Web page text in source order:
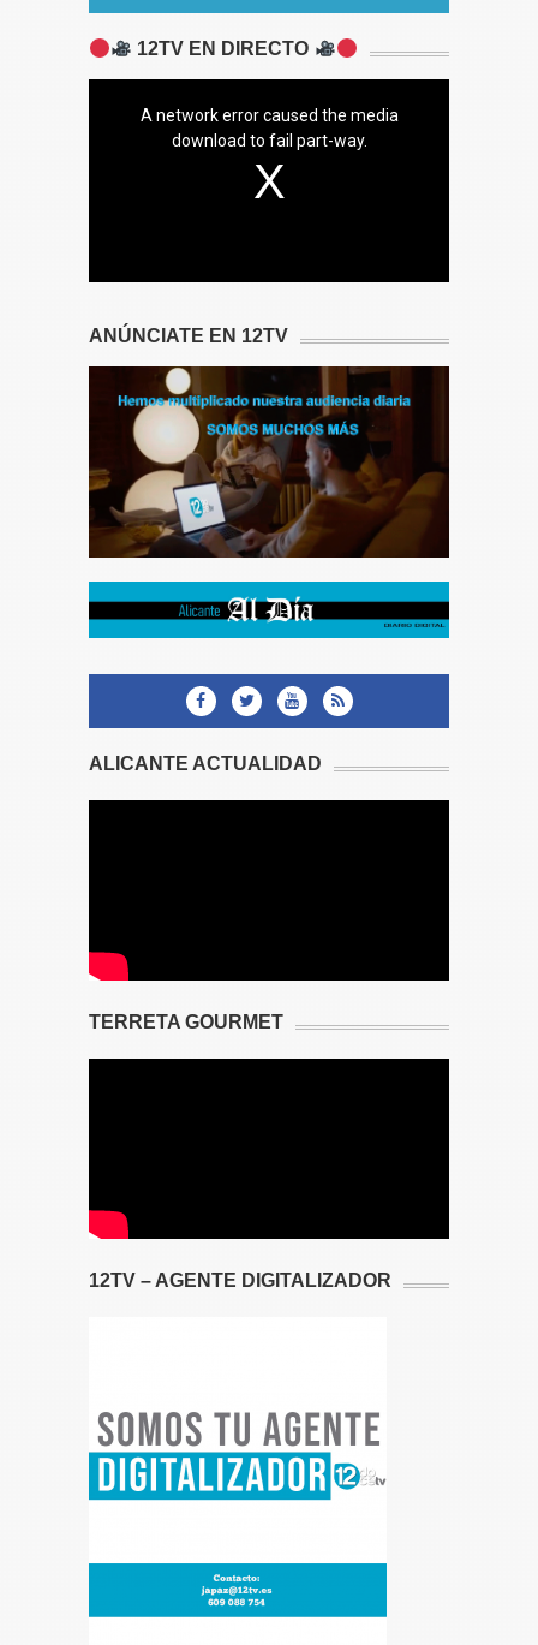
12TV EN DIRECTO
A network error caused the media
download to fail part-way.
ANÚNCIATE EN 12TV
ALICANTE ACTUALIDAD
TERRETA GOURMET
12TV – AGENTE DIGITALIZADOR